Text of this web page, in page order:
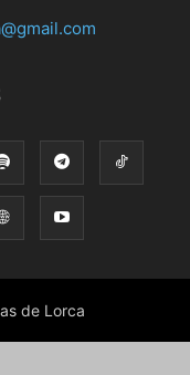
de Lorca